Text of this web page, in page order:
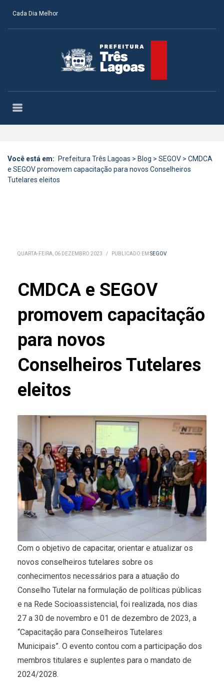
Cada Dia Melhor
Você está em: Prefeitura Três Lagoas > Blog > SEGOV > CMDCA
e SEGOV promovem capacitação para novos Conselheiros
Tutelares eleitos
QUARTA-FEIRA, 06 DEZEMBRO 2023 / PUBLICADO EM SEGOV
CMDCA e SEGOV
promovem capacitação
para novos
Conselheiros Tutelares
eleitos
Com o objetivo de capacitar, orientar e atualizar os
novos conselheiros tutelares sobre os
conhecimentos necessários para a atuação do
Conselho Tutelar na formulação de políticas públicas
e na Rede Socioassistencial, foi realizada, nos dias
27 a 30 de novembro e 01 de dezembro de 2023, a
“Capacitação para Conselheiros Tutelares
Municipais”. O evento contou com a participação dos
membros titulares e suplentes para o mandato de
2024/2028.